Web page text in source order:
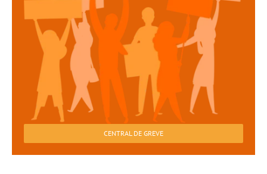
CENTRAL DE GREVE